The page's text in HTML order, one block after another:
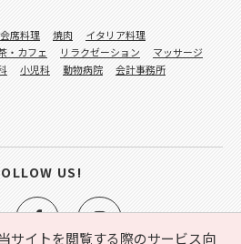
サイトを閲覧する際のサービス向
席料理 焼肉
イタリア料理
・カフェ リラクゼーション
マッサージ
小児科 動物病院
会計事務所
US!